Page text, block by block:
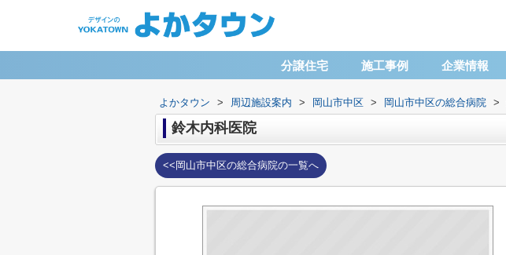
分譲住宅 施工事例 企業情報
よかタウン > 周辺施設案内 > 岡山市中区 > 岡山市中区の総合病院 >
鈴木内科医院
<<岡山市中区の総合病院の一覧へ